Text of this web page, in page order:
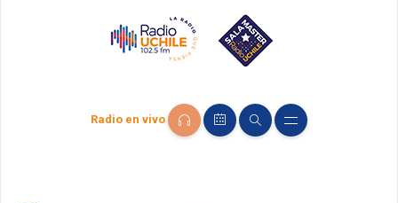
Radio en vivo